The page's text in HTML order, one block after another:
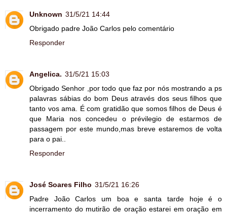
Unknown 31/5/21 14:44
Obrigado padre João Carlos pelo comentário
Responder
Angelica. 31/5/21 15:03
Obrigado Senhor ,por todo que faz por nós mostrando a ps
palavras sábias do bom Deus através dos seus filhos que
tanto vos ama. É com gratidão que somos filhos de Deus é
que Maria nos concedeu o prévilegio de estarmos de
passagem por este mundo,mas breve estaremos de volta
para o pai..
Responder
José Soares Filho 31/5/21 16:26
Padre João Carlos um boa e santa tarde hoje é o
incerramento do mutirão de oração estarei em oração em